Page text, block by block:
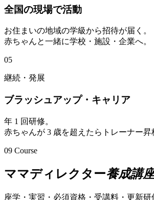
全国の現場で活動
お住まいの地域の学級から招待が届く。
赤ちゃんと一緒に学校・施設・企業へ。
05
継続・発展
ブラッシュアップ・キャリア
年 1 回研修。
赤ちゃんが 3 歳を超えたらトレーナー昇
09 Course
ママディレクター養成講
座学・実習・必須資格・受講料・更新